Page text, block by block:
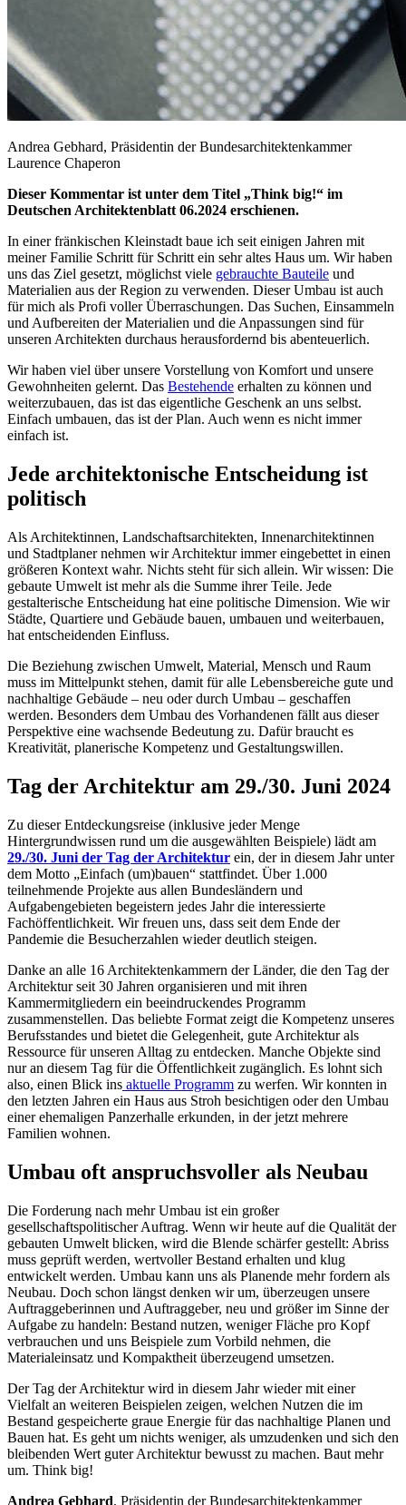
Andrea Gebhard, Präsidentin der Bundesarchitektenkammer
Laurence Chaperon
Dieser Kommentar ist unter dem Titel „Think big!“ im
Deutschen Architektenblatt 06.2024 erschienen.
In einer fränkischen Kleinstadt baue ich seit einigen Jahren mit
meiner Familie Schritt für Schritt ein sehr altes Haus um. Wir haben
uns das Ziel gesetzt, möglichst viele gebrauchte Bauteile und
Materialien aus der Region zu verwenden. Dieser Umbau ist auch
für mich als Profi voller Überraschungen. Das Suchen, Einsammeln
und Aufbereiten der Materialien und die Anpassungen sind für
unseren Architekten durchaus herausfordernd bis abenteuerlich.
Wir haben viel über unsere Vorstellung von Komfort und unsere
Gewohnheiten gelernt. Das Bestehende erhalten zu können und
weiterzubauen, das ist das eigentliche Geschenk an uns selbst.
Einfach umbauen, das ist der Plan. Auch wenn es nicht immer
einfach ist.
Jede architektonische Entscheidung ist
politisch
Als Architektinnen, Landschaftsarchitekten, Innenarchitektinnen
und Stadtplaner nehmen wir Architektur immer eingebettet in einen
größeren Kontext wahr. Nichts steht für sich allein. Wir wissen: Die
gebaute Umwelt ist mehr als die Summe ihrer Teile. Jede
gestalterische Entscheidung hat eine politische Dimension. Wie wir
Städte, Quartiere und Gebäude bauen, umbauen und weiterbauen,
hat entscheidenden Einfluss.
Die Beziehung zwischen Umwelt, Material, Mensch und Raum
muss im Mittelpunkt stehen, damit für alle Lebensbereiche gute und
nachhaltige Gebäude – neu oder durch Umbau – geschaffen
werden. Besonders dem Umbau des Vorhandenen fällt aus dieser
Perspektive eine wachsende Bedeutung zu. Dafür braucht es
Kreativität, planerische Kompetenz und Gestaltungswillen.
Tag der Architektur am 29./30. Juni 2024
Zu dieser Entdeckungsreise (inklusive jeder Menge
Hintergrundwissen rund um die ausgewählten Beispiele) lädt am
29./30. Juni der Tag der Architektur ein, der in diesem Jahr unter
dem Motto „Einfach (um)bauen“ stattfindet. Über 1.000
teilnehmende Projekte aus allen Bundesländern und
Aufgabengebieten begeistern jedes Jahr die interessierte
Fachöffentlichkeit. Wir freuen uns, dass seit dem Ende der
Pandemie die Besucherzahlen wieder deutlich steigen.
Danke an alle 16 Architektenkammern der Länder, die den Tag der
Architektur seit 30 Jahren organisieren und mit ihren
Kammermitgliedern ein beeindruckendes Programm
zusammenstellen. Das beliebte Format zeigt die Kompetenz unseres
Berufsstandes und bietet die Gelegenheit, gute Architektur als
Ressource für unseren Alltag zu entdecken. Manche Objekte sind
nur an diesem Tag für die Öffentlichkeit zugänglich. Es lohnt sich
also, einen Blick ins aktuelle Programm zu werfen. Wir konnten in
den letzten Jahren ein Haus aus Stroh besichtigen oder den Umbau
einer ehemaligen Panzerhalle erkunden, in der jetzt mehrere
Familien wohnen.
Umbau oft anspruchsvoller als Neubau
Die Forderung nach mehr Umbau ist ein großer
gesellschaftspolitischer Auftrag. Wenn wir heute auf die Qualität der
gebauten Umwelt blicken, wird die Blende schärfer gestellt: Abriss
muss geprüft werden, wertvoller Bestand erhalten und klug
entwickelt werden. Umbau kann uns als Planende mehr fordern als
Neubau. Doch schon längst denken wir um, überzeugen unsere
Auftraggeberinnen und Auftraggeber, neu und größer im Sinne der
Aufgabe zu handeln: Bestand nutzen, weniger Fläche pro Kopf
verbrauchen und uns Beispiele zum Vorbild nehmen, die
Materialeinsatz und Kompaktheit überzeugend umsetzen.
Der Tag der Architektur wird in diesem Jahr wieder mit einer
Vielfalt an weiteren Beispielen zeigen, welchen Nutzen die im
Bestand gespeicherte graue Energie für das nachhaltige Planen und
Bauen hat. Es geht um nichts weniger, als umzudenken und sich den
bleibenden Wert guter Architektur bewusst zu machen. Baut mehr
um. Think big!
Andrea Gebhard, Präsidentin der Bundesarchitektenkammer